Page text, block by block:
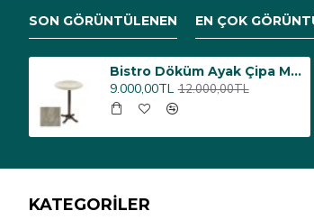
SON GÖRÜNTÜLENEN EN ÇOK
Bistro Döküm Ayak Çipa Masa - (Werzalit, Wermodin ve Allzalit Tabla 70 cm çap) - Irony
9.000,00TL 12.000,00TL
KATEGORİLER